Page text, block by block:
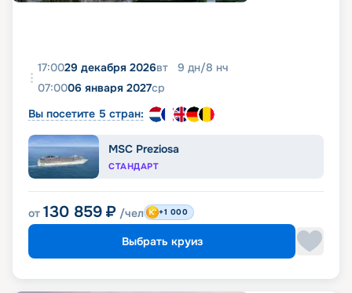
17:0029 декабря 2026вт 9 дн/8 нч
07:0006 января 2027ср
Вы посетите 5 стран:
MSC Preziosa
СТАНДАРТ
от 130 859 ₽ /чел +1 000
Выбрать круиз